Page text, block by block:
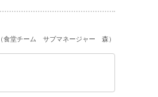
（食堂チーム サブマネージャー 森）